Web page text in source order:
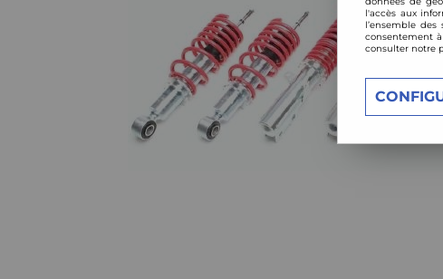
l'accès aux
l’ensemble
consentement
consulter notre